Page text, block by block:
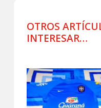
OTROS
INTERESAR…